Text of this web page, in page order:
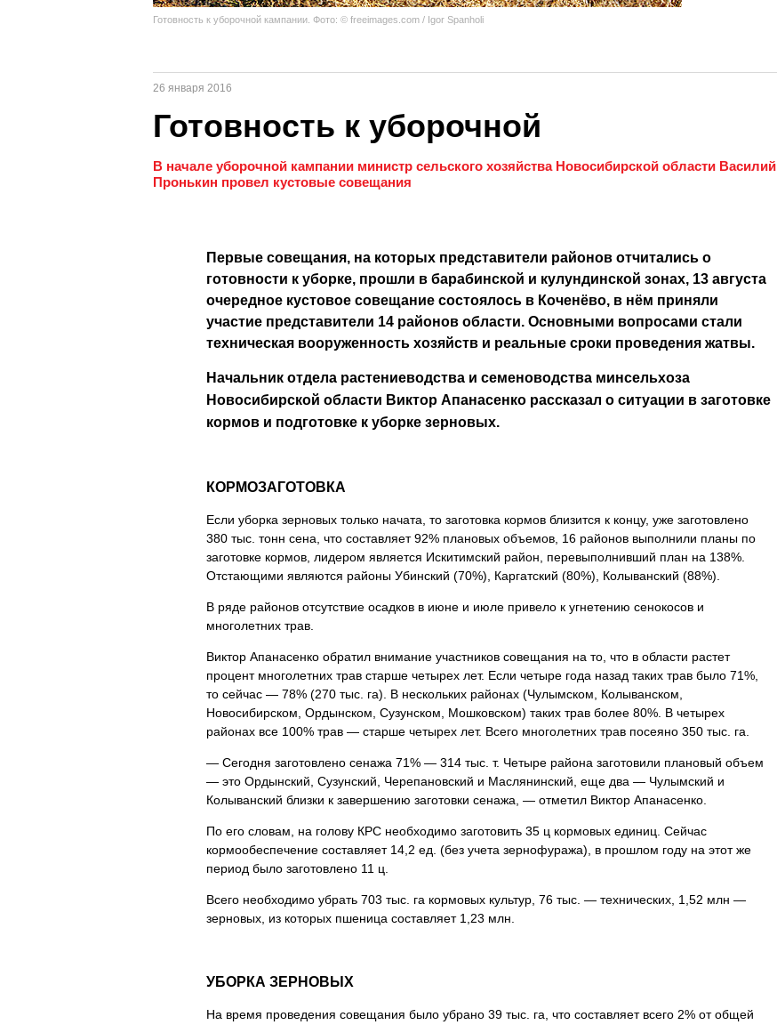
Готовность к уборочной кампании. Фото: © freeimages.com / Igor Spanholi
26 января 2016
Готовность к уборочной
В начале уборочной кампании министр сельского хозяйства Новосибирской области Василий
Пронькин провел кустовые совещания
Первые совещания, на которых представители районов отчитались о
готовности к уборке, прошли в барабинской и кулундинской зонах, 13 августа
очередное кустовое совещание состоялось в Коченёво, в нём приняли
участие представители 14 районов области. Основными вопросами стали
техническая вооруженность хозяйств и реальные сроки проведения жатвы.
Начальник отдела растениеводства и семеноводства минсельхоза
Новосибирской области Виктор Апанасенко рассказал о ситуации в заготовке
кормов и подготовке к уборке зерновых.
КОРМОЗАГОТОВКА
Если уборка зерновых только начата, то заготовка кормов близится к концу, уже заготовлено
380 тыс. тонн сена, что составляет 92% плановых объемов, 16 районов выполнили планы по
заготовке кормов, лидером является Искитимский район, перевыполнивший план на 138%.
Отстающими являются районы Убинский (70%), Каргатский (80%), Колыванский (88%).
В ряде районов отсутствие осадков в июне и июле привело к угнетению сенокосов и
многолетних трав.
Виктор Апанасенко обратил внимание участников совещания на то, что в области растет
процент многолетних трав старше четырех лет. Если четыре года назад таких трав было 71%,
то сейчас — 78% (270 тыс. га). В нескольких районах (Чулымском, Колыванском,
Новосибирском, Ордынском, Сузунском, Мошковском) таких трав более 80%. В четырех
районах все 100% трав — старше четырех лет. Всего многолетних трав посеяно 350 тыс. га.
— Сегодня заготовлено сенажа 71% — 314 тыс. т. Четыре района заготовили плановый объем
— это Ордынский, Сузунский, Черепановский и Маслянинский, еще два — Чулымский и
Колыванский близки к завершению заготовки сенажа, — отметил Виктор Апанасенко.
По его словам, на голову КРС необходимо заготовить 35 ц кормовых единиц. Сейчас
кормообеспечение составляет 14,2 ед. (без учета зернофуража), в прошлом году на этот же
период было заготовлено 11 ц.
Всего необходимо убрать 703 тыс. га кормовых культур, 76 тыс. — технических, 1,52 млн —
зерновых, из которых пшеница составляет 1,23 млн.
УБОРКА ЗЕРНОВЫХ
На время проведения совещания было убрано 39 тыс. га, что составляет всего 2% от общей